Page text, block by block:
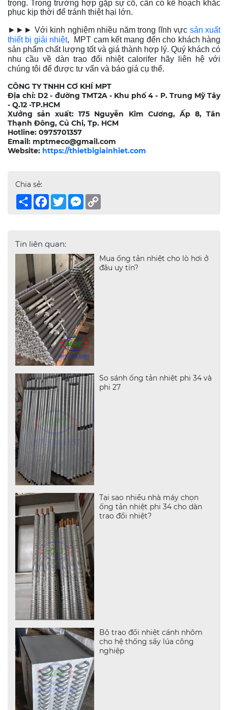
trọng. Trong trường hợp gặp sự cố, cần có kế hoạch khắc
phục kịp thời để tránh thiệt hại lớn.
►►► Với kinh nghiệm nhiều năm trong lĩnh vực sản xuất
thiết bị giải nhiệt, MPT cam kết mang đến cho khách hàng
sản phẩm chất lượng tốt và giá thành hợp lý. Quý khách có
nhu cầu về dàn trao đổi nhiệt calorifer hãy liên hệ với
chúng tôi để được tư vấn và báo giá cụ thể.
CÔNG TY TNHH CƠ KHÍ MPT
Địa chỉ: D2 - đường TMT2A - Khu phố 4 - P. Trung Mỹ Tây
- Q.12 -TP.HCM
Xưởng sản xuất: 175 Nguyễn Kim Cương, Ấp 8, Tân
Thạnh Đông, Củ Chi, Tp. HCM
Hotline: 0975701357
Email: mptmeco@gmail.com
Website: https://thietbigiainhiet.com
Chia sẻ:
ShareFacebook
TwitterMessenger
Tin liên quan:
Mua ống tản nhiệt cho lò hơi ở
đâu uy tín?
So sánh ống tản nhiệt phi 34 và
phi 27
Tại sao nhiều nhà máy chọn
ống tản nhiệt phi 34 cho dàn
trao đổi nhiệt?
Bộ trao đổi nhiệt cánh nhôm
cho hệ thống sấy lúa công
nghiệp